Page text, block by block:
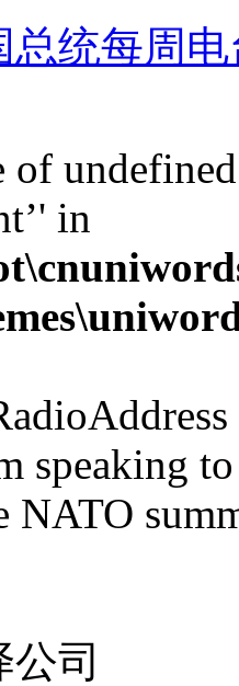
总统每周
of
in
speaking
NATO
司